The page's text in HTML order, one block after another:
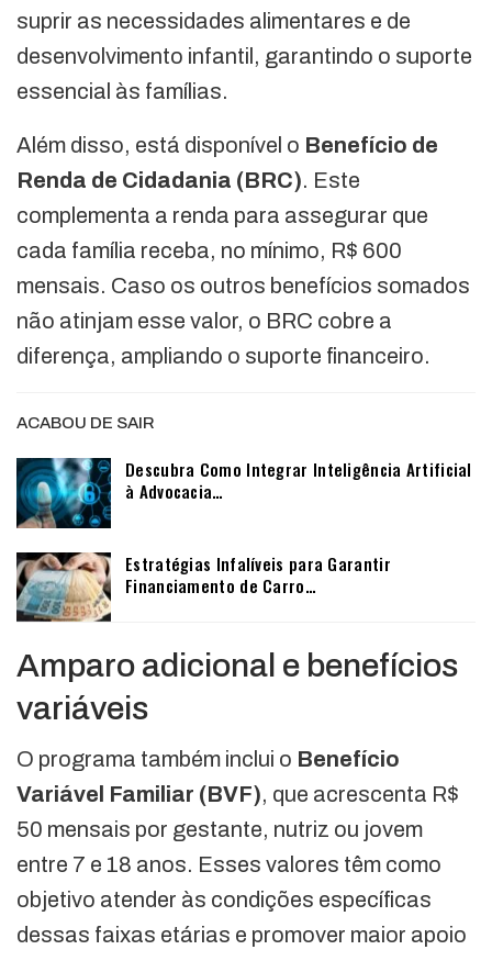
suprir as necessidades alimentares e de
desenvolvimento infantil, garantindo o suporte
essencial às famílias.
Além disso, está disponível o Benefício de
Renda de Cidadania (BRC). Este
complementa a renda para assegurar que
cada família receba, no mínimo, R$ 600
mensais. Caso os outros benefícios somados
não atinjam esse valor, o BRC cobre a
diferença, ampliando o suporte financeiro.
ACABOU DE SAIR
Descubra Como Integrar Inteligência Artificial
à Advocacia…
Estratégias Infalíveis para Garantir
Financiamento de Carro…
Amparo adicional e benefícios
variáveis
O programa também inclui o Benefício
Variável Familiar (BVF), que acrescenta R$
50 mensais por gestante, nutriz ou jovem
entre 7 e 18 anos. Esses valores têm como
objetivo atender às condições específicas
dessas faixas etárias e promover maior apoio